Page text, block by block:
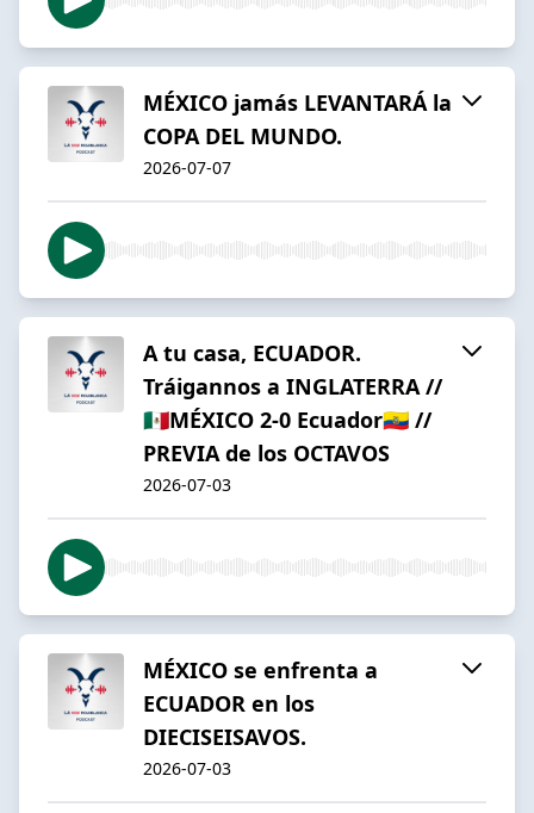
MÉXICO jamás LEVANTARÁ la
COPA DEL MUNDO.
2026-07-07
A tu casa, ECUADOR.
Tráigannos a INGLATERRA //
🇲🇽MÉXICO 2-0 Ecuador🇪🇨 //
PREVIA de los OCTAVOS
2026-07-03
MÉXICO se enfrenta a
ECUADOR en los
DIECISEISAVOS.
2026-07-03